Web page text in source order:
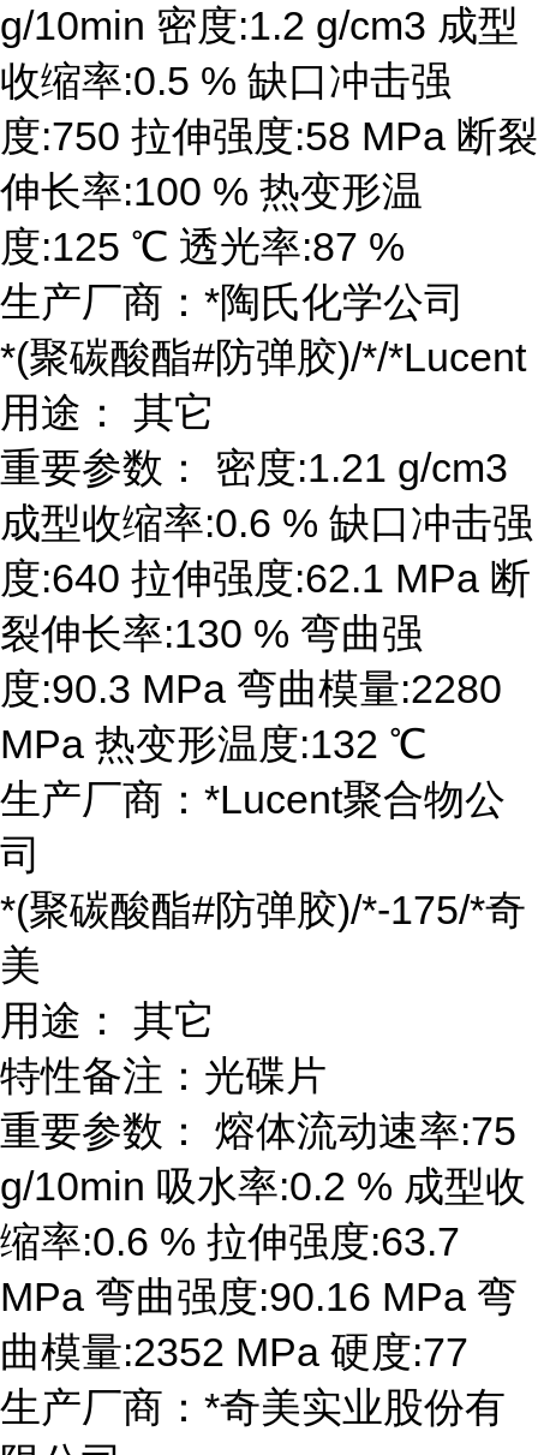
g/10min 密度:1.2 g/cm3 成型
收缩率:0.5 % 缺口冲击强
度:750 拉伸强度:58 MPa 断裂
伸长率:100 % 热变形温
度:125 ℃ 透光率:87 %
生产厂商：*陶氏化学公司
*(聚碳酸酯#防弹胶)/*/*Lucent
用途： 其它
重要参数： 密度:1.21 g/cm3
成型收缩率:0.6 % 缺口冲击强
度:640 拉伸强度:62.1 MPa 断
裂伸长率:130 % 弯曲强
度:90.3 MPa 弯曲模量:2280
MPa 热变形温度:132 ℃
生产厂商：*Lucent聚合物公
司
*(聚碳酸酯#防弹胶)/*-175/*奇
美
用途： 其它
特性备注：光碟片
重要参数： 熔体流动速率:75
g/10min 吸水率:0.2 % 成型收
缩率:0.6 % 拉伸强度:63.7
MPa 弯曲强度:90.16 MPa 弯
曲模量:2352 MPa 硬度:77
生产厂商：*奇美实业股份有